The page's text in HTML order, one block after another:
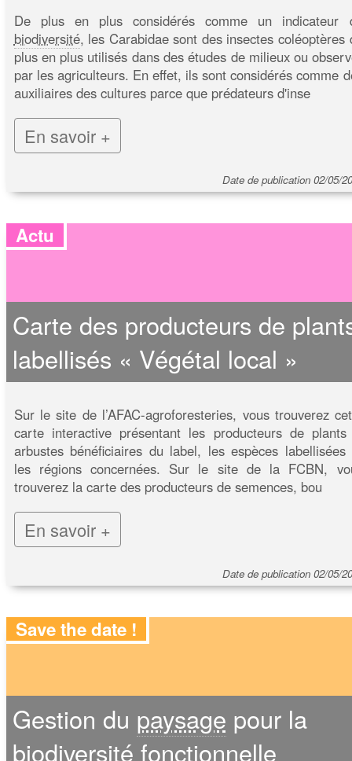
De plus en plus considérés comme un indicateur
biodiversité, les Carabidae sont des insectes coléoptères
plus en plus utilisés dans des études de milieux ou
par les agriculteurs. En effet, ils sont considérés comme
auxiliaires des cultures parce que prédateurs d'inse
En savoir +
Date de publication 02/05/
Actu
Carte des producteurs de
labellisés « Végétal local »
Sur le site de l’AFAC-agroforesteries, vous trouverez
carte interactive présentant les producteurs de
arbustes bénéficiaires du label, les espèces labellisées
les régions concernées. Sur le site de la FCBN,
trouverez la carte des producteurs de semences, bou
En savoir +
Date de publication 02/05/
Save the date !
Gestion du paysage pour la
biodiversité fonctionnelle